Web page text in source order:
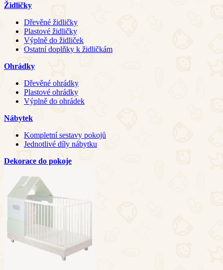
Židličky
Dřevěné židličky
Plastové židličky
Výplně do židliček
Ostatní doplňky k židličkám
Ohrádky
Dřevěné ohrádky
Plastové ohrádky
Výplně do ohrádek
Nábytek
Kompletní sestavy pokojů
Jednotlivé díly nábytku
Dekorace do pokoje